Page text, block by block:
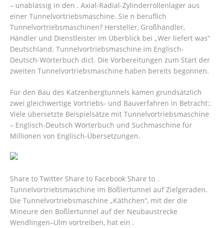
– unablässig in den . Axial-Radial-Zylinderrollenlager aus
einer Tunnelvortriebsmaschine. Sie n beruflich
Tunnelvortriebsmaschinen? Hersteller, Großhändler,
Händler und Dienstleister im Überblick bei „Wer liefert was“
Deutschland. Tunnelvortriebsmaschine im Englisch-
Deutsch-Wörterbuch dict. Die Vorbereitungen zum Start der
zweiten Tunnelvortriebsmaschine haben bereits begonnen.
Für den Bau des Katzenbergtunnels kamen grundsätzlich
zwei gleichwertige Vortriebs- und Bauverfahren in Betracht:.
Viele übersetzte Beispielsätze mit Tunnelvortriebsmaschine
– Englisch-Deutsch Wörterbuch und Suchmaschine für
Millionen von Englisch-Übersetzungen.
Share to Twitter Share to Facebook Share to .
Tunnelvortriebsmaschine im Boßlertunnel auf Zielgeraden.
Die Tunnelvortriebsmaschine „Käthchen“, mit der die
Mineure den Boßlertunnel auf der Neubaustrecke
Wendlingen–Ulm vortreiben, hat ein .